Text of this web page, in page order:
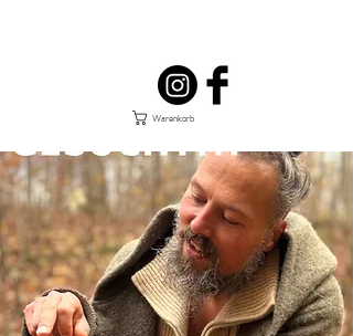
Warenkorb